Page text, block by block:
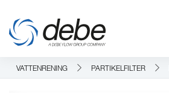
VATTENRENING PARTIKELFILTER